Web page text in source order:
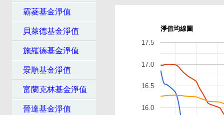
霸菱基金淨值
貝萊德基金淨值
施羅德基金淨值
景順基金淨值
富蘭克林基金淨值
晉達基金淨值
淨值均線圖
16.0
16.5
17.0
17.5